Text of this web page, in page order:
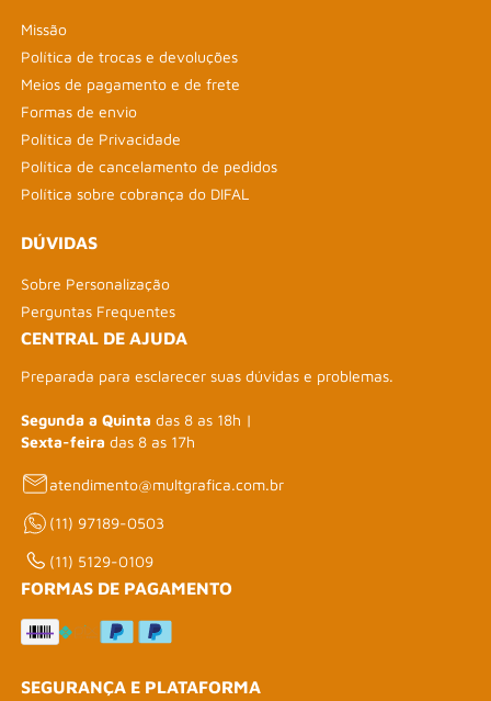
Missão
Política de trocas e devoluções
Meios de pagamento e de frete
Formas de envio
Política de Privacidade
Política de cancelamento de pedidos
Política sobre cobrança do DIFAL
DÚVIDAS
Sobre Personalização
Perguntas Frequentes
CENTRAL DE AJUDA
Preparada para esclarecer suas dúvidas e problemas.
Segunda a Quinta das 8 as 18h |
Sexta-feira das 8 as 17h
atendimento@multgrafica.com.br
(11) 97189-0503
(11) 5129-0109
FORMAS DE PAGAMENTO
SEGURANÇA E PLATAFORMA